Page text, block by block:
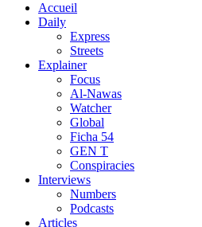
Accueil
Daily
Express
Streets
Explainer
Focus
Al-Nawas
Watcher
Global
Ficha 54
GEN T
Conspiracies
Interviews
Numbers
Podcasts
Articles